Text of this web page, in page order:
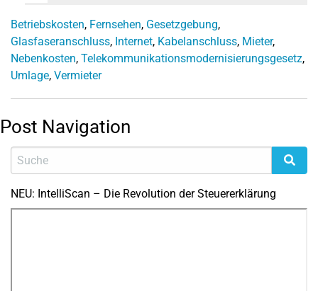
Betriebskosten, Fernsehen, Gesetzgebung,
Glasfaseranschluss, Internet, Kabelanschluss, Mieter,
Nebenkosten, Telekommunikationsmodernisierungsgesetz,
Umlage, Vermieter
Post Navigation
NEU: IntelliScan – Die Revolution der Steuererklärung